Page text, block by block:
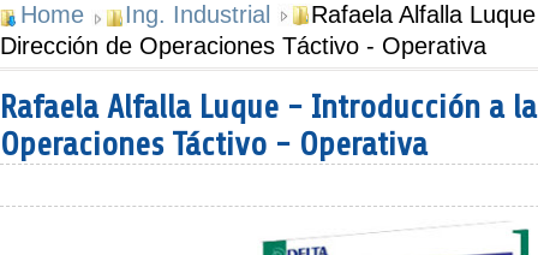
Home Ing. Industrial
Rafaela Alfalla
Dirección de Operaciones Táctivo - Operativa
Rafaela Alfalla Luque - Introducción a
Operaciones Táctivo - Operativa